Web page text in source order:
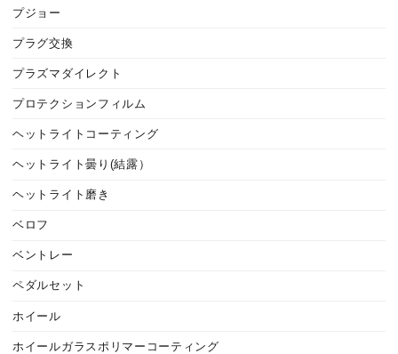
プジョー
プラグ交換
プラズマダイレクト
プロテクションフィルム
ヘットライトコーティング
ヘットライト曇り(結露）
ヘットライト磨き
ベロフ
ベントレー
ペダルセット
ホイール
ホイールガラスポリマーコーティング